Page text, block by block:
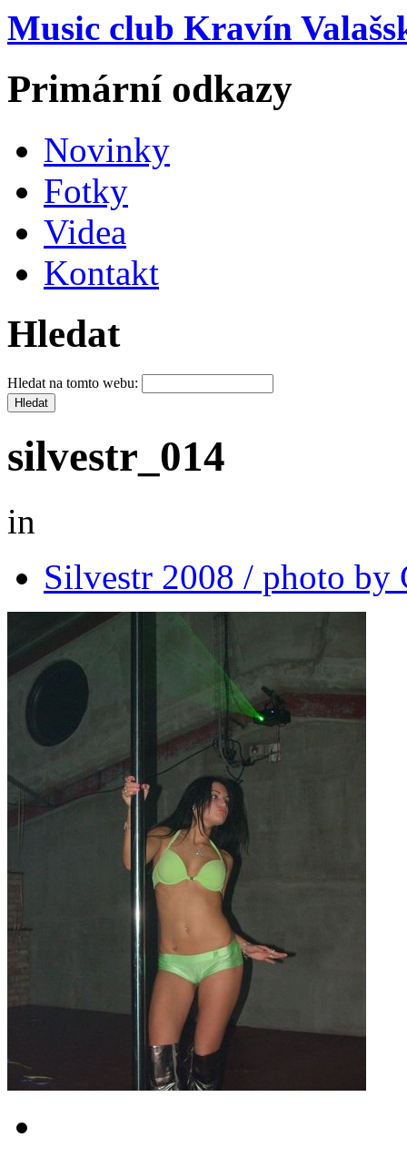
Music club Kravín
Primární odkazy
Novinky
Fotky
Videa
Kontakt
Hledat
Hledat na tomto webu:
silvestr_014
in
Silvestr 2008 / photo by